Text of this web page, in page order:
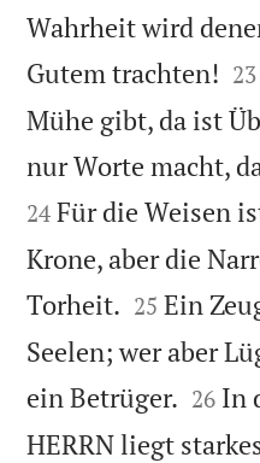
Wahrheit wird
Gutem trachten! 

23
Mühe gibt, da ist
nur Worte macht,
24 Für die Weisen
Krone, aber die
Torheit. 

25 Ein
Seelen; wer aber
ein Betrüger. 

26 In
HERRN liegt